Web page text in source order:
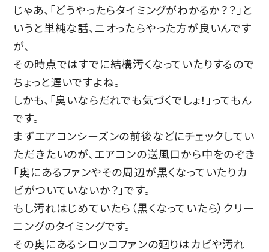
じゃあ、「どうやったらタイミングがわかるか？？」と
いうと単純な話、ニオったらやった方が良いんです
が、
その時点ではすでに結構汚くなっていたりするので
ちょっと遅いですよね。
しかも、「臭いならだれでも気づくでしょ！」ってもん
です。
まずエアコンシーズンの前後などにチェックしてい
ただきたいのが、エアコンの送風口から中をのぞき
「奥にあるファンやその周辺が黒くなっていたりカ
ビがついていないか？」です。
もし汚れはじめていたら（黒くなっていたら）クリー
ニングのタイミングです。
その奥にあるシロッコファンの廻りはカビや汚れ